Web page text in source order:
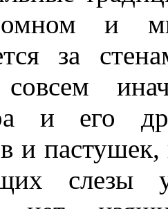
и
за
совсем
и его
и
слезы